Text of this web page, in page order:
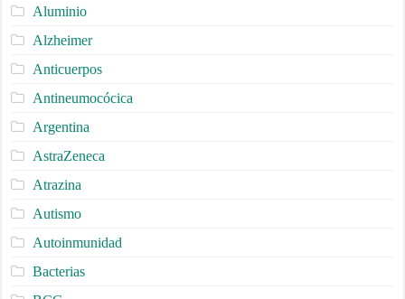
Aluminio
Alzheimer
Anticuerpos
Antineumocócica
Argentina
AstraZeneca
Atrazina
Autismo
Autoinmunidad
Bacterias